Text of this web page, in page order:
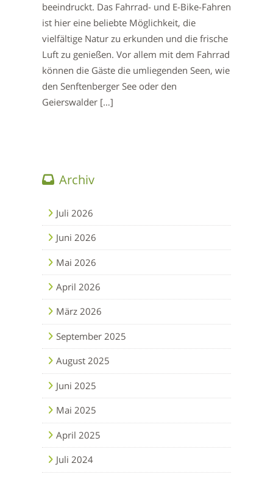
beeindruckt. Das Fahrrad- und E-Bike-Fahren
ist hier eine beliebte Möglichkeit, die
vielfältige Natur zu erkunden und die frische
Luft zu genießen. Vor allem mit dem Fahrrad
können die Gäste die umliegenden Seen, wie
den Senftenberger See oder den
Geierswalder […]
Archiv
Juli 2026
Juni 2026
Mai 2026
April 2026
März 2026
September 2025
August 2025
Juni 2025
Mai 2025
April 2025
Juli 2024